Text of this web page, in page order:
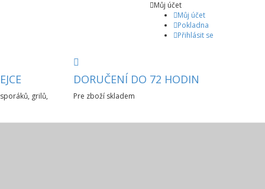
Můj účet
Můj účet
Pokladna
Přihlásit se
DORUČENÍ DO 72 HODIN
Pre zboží skladem
grilů,